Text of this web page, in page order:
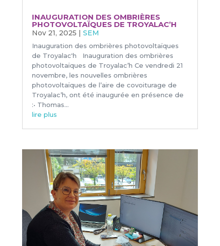
INAUGURATION DES OMBRIÈRES
PHOTOVOLTAÏQUES DE TROYALAC’H
Nov 21, 2025 | SEM
Inauguration des ombrières photovoltaïques
de Troyalac'h Inauguration des ombrières
photovoltaïques de Troyalac’h Ce vendredi 21
novembre, les nouvelles ombrières
photovoltaïques de l’aire de covoiturage de
Troyalac’h, ont été inaugurée en présence de
:• Thomas...
lire plus